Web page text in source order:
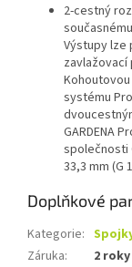
2-cestný
Výstupy lze
zavlažovací
systému
GARDENA
společnosti
33,3 mm (G
Doplňkové
Kategorie:
Záruka:
2 roky